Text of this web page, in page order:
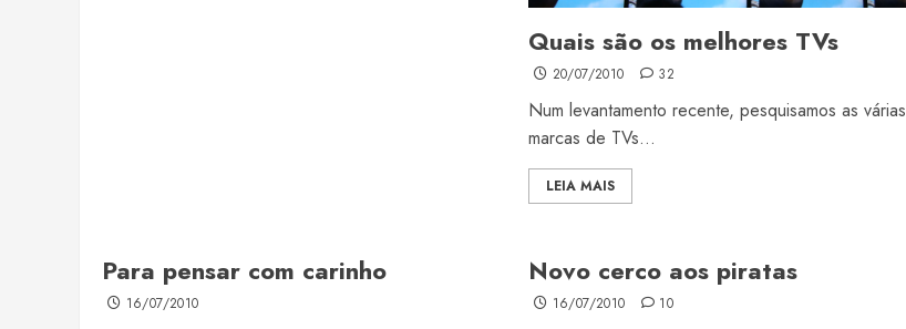
Quais são os melhores TVs
20/07/2010 32
Num levantamento recente, pesquisamos as várias
marcas de TVs...
LEIA MAIS
Para pensar com carinho
16/07/2010
Novo cerco aos piratas
16/07/2010 10